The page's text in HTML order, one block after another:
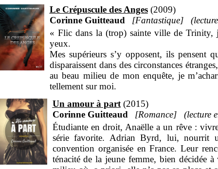
Le Crépuscule des Anges 2009
Corinne Guitteaud
Fantastique
« Flic dans la (trop) sainte ville de Trinity,
yeux.
Mes supérieurs s’y opposent, ils
disparaissent dans des circonstances
au beau milieu de mon enquête, je
tellement sur moi.
entre l’ignorance et l’avènement du Libre
Un amour à part 2015
Corinne Guitteaud
Romance
Étudiante en droit, Anaëlle a un rêve :
série favorite. Adrian Byrd, lui, nourrit
convention organisée en France. Leur
ténacité de la jeune femme, bien décidée